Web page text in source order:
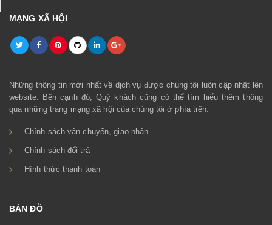
MẠNG XÃ HỘI
Những thông tin mới nhất về dịch vụ được chúng tôi luôn cập nhật lên
website. Bên cạnh đó, Quý khách cũng có thể tìm hiểu thêm thông
qua những trang mạng xã hội của chúng tôi ở phía trên.
Chính sách vận chuyển, giao nhận
Chính sách đổi trả
Hình thức thanh toán
BẢN ĐỒ